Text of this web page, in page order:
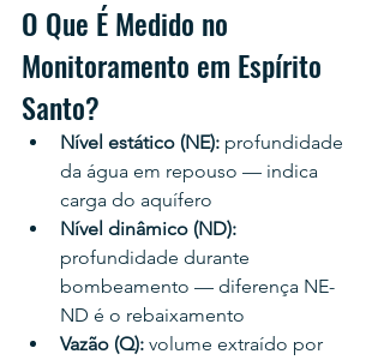
O Que É Medido no
Monitoramento em Espírito
Santo?
Nível estático (NE): profundidade
da água em repouso — indica
carga do aquífero
Nível dinâmico (ND):
profundidade durante
bombeamento — diferença NE-
ND é o rebaixamento
Vazão (Q): volume extraído por